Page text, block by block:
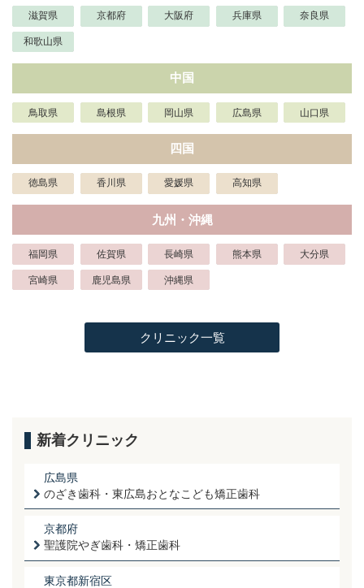
滋賀県 京都府 大阪府 兵庫県 奈良県
和歌山県
中国
鳥取県 島根県 岡山県 広島県 山口県
四国
徳島県 香川県 愛媛県 高知県
九州・沖縄
福岡県 佐賀県 長崎県 熊本県 大分県
宮崎県 鹿児島県 沖縄県
クリニック一覧
新着クリニック
広島県
のざき歯科・東広島おとなこども矯正歯科
京都府
聖護院やぎ歯科・矯正歯科
東京都新宿区